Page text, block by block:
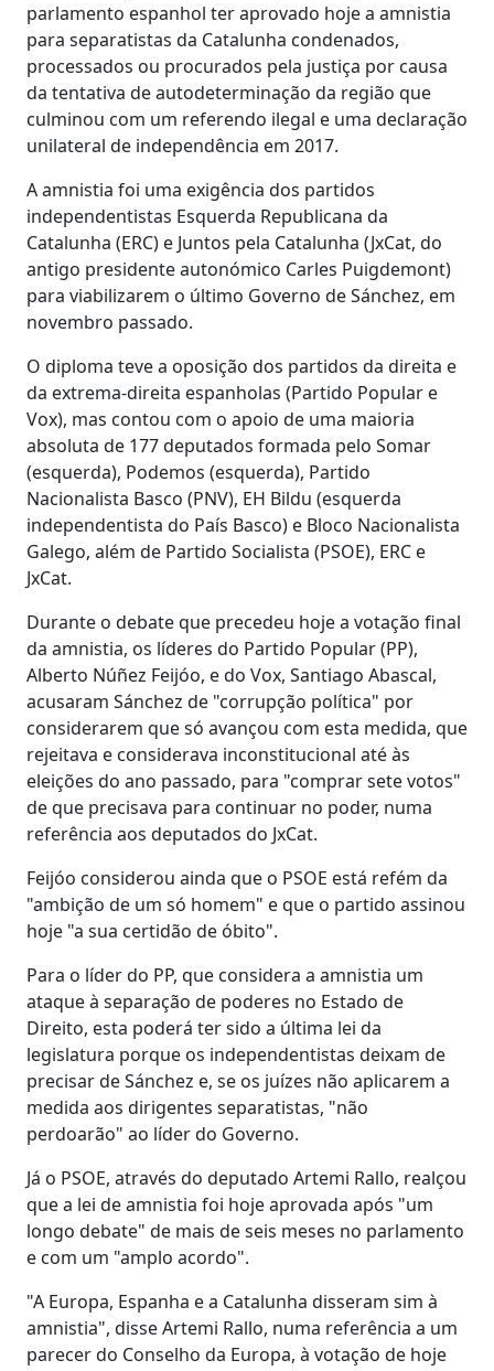
parlamento espanhol ter aprovado hoje a amnistia
para separatistas da Catalunha condenados,
processados ou procurados pela justiça por causa
da tentativa de autodeterminação da região que
culminou com um referendo ilegal e uma declaração
unilateral de independência em 2017.
A amnistia foi uma exigência dos partidos
independentistas Esquerda Republicana da
Catalunha (ERC) e Juntos pela Catalunha (JxCat, do
antigo presidente autonómico Carles Puigdemont)
para viabilizarem o último Governo de Sánchez, em
novembro passado.
O diploma teve a oposição dos partidos da direita e
da extrema-direita espanholas (Partido Popular e
Vox), mas contou com o apoio de uma maioria
absoluta de 177 deputados formada pelo Somar
(esquerda), Podemos (esquerda), Partido
Nacionalista Basco (PNV), EH Bildu (esquerda
independentista do País Basco) e Bloco Nacionalista
Galego, além de Partido Socialista (PSOE), ERC e
JxCat.
Durante o debate que precedeu hoje a votação final
da amnistia, os líderes do Partido Popular (PP),
Alberto Núñez Feijóo, e do Vox, Santiago Abascal,
acusaram Sánchez de "corrupção política" por
considerarem que só avançou com esta medida, que
rejeitava e considerava inconstitucional até às
eleições do ano passado, para "comprar sete votos"
de que precisava para continuar no poder, numa
referência aos deputados do JxCat.
Feijóo considerou ainda que o PSOE está refém da
"ambição de um só homem" e que o partido assinou
hoje "a sua certidão de óbito".
Para o líder do PP, que considera a amnistia um
ataque à separação de poderes no Estado de
Direito, esta poderá ter sido a última lei da
legislatura porque os independentistas deixam de
precisar de Sánchez e, se os juízes não aplicarem a
medida aos dirigentes separatistas, "não
perdoarão" ao líder do Governo.
Já o PSOE, através do deputado Artemi Rallo, realçou
que a lei de amnistia foi hoje aprovada após "um
longo debate" de mais de seis meses no parlamento
e com um "amplo acordo".
"A Europa, Espanha e a Catalunha disseram sim à
amnistia", disse Artemi Rallo, numa referência a um
parecer do Conselho da Europa, à votação de hoje